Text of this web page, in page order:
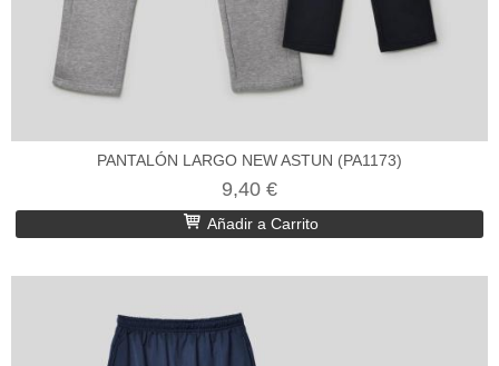
PANTALÓN LARGO NEW ASTUN (PA1173)
9,40 €
Añadir a Carrito